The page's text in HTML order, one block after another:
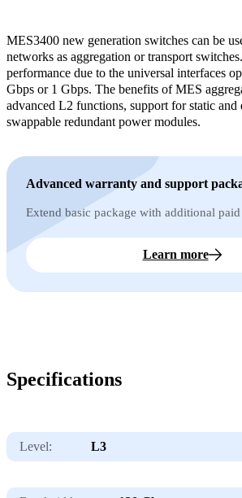
MES3400 new generation switches can be
networks as aggregation or transport
performance due to the universal interfaces
Gbps or 1 Gbps. The benefits of MES
advanced L2 functions, support for static
swappable redundant power modules.
Advanced warranty and support
Extend basic package with additional paid
Learn more
Specifications
Level: L3